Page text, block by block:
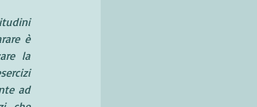
è
la
ad